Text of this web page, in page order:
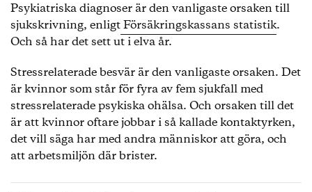
Psykiatriska diagnoser är den vanligaste orsaken till
sjukskrivning, enligtFörsäkringskassans statistik.
Och så har det sett ut i elva år.
Stressrelaterade besvär är den vanligaste orsaken. Det
är kvinnor som står för fyra av fem sjukfall med
stressrelaterade psykiska ohälsa. Och orsaken till det
är att kvinnor oftare jobbar i så kallade kontaktyrken,
det vill säga har med andra människor att göra, och
att arbetsmiljön där brister.